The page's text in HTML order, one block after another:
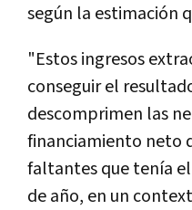
según la estimación
"Estos ingresos
conseguir el
descomprimen las
financiamiento neto
faltantes que tenía
de año, en un